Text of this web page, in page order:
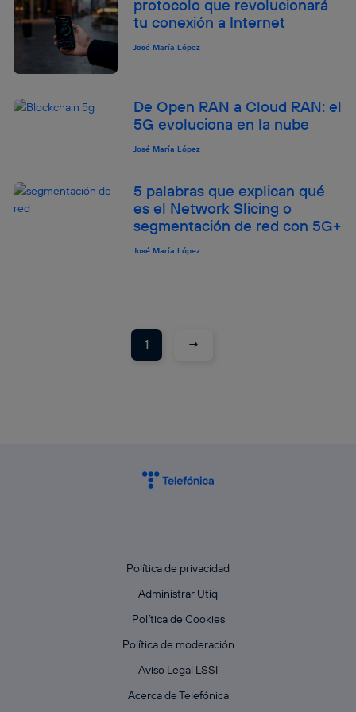
protocolo que revolucionará
tu conexión a Internet
José María López
De Open RAN a Cloud RAN: el
5G evoluciona en la nube
José María López
5 palabras que explican qué
es el Network Slicing o
segmentación de red con 5G+
José María López
1 →
Política de privacidad
Administrar Utiq
Política de Cookies
Política de moderación
Aviso Legal LSSI
Acerca de Telefónica